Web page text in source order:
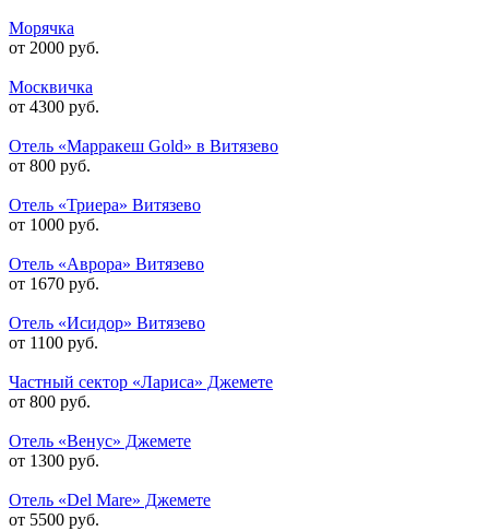
Морячка
от 2000 руб.
Москвичка
от 4300 руб.
Отель «Марракеш Gold» в Витязево
от 800 руб.
Отель «Триера» Витязево
от 1000 руб.
Отель «Аврора» Витязево
от 1670 руб.
Отель «Исидор» Витязево
от 1100 руб.
Частный сектор «Лариса» Джемете
от 800 руб.
Отель «Венус» Джемете
от 1300 руб.
Отель «Del Mare» Джемете
от 5500 руб.